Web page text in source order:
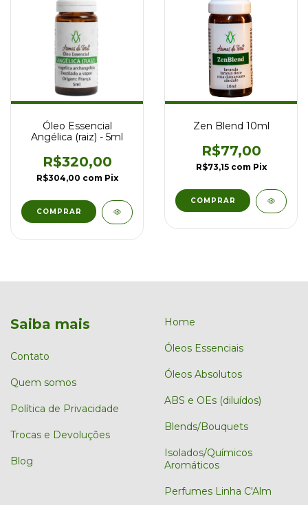
Óleo Essencial
Angélica (raiz) - 5ml
R$320,00
R$304,00 com Pix
Zen Blend 10ml
R$77,00
R$73,15 com Pix
Saiba mais
Contato
Quem somos
Política de Privacidade
Trocas e Devoluções
Blog
Home
Óleos Essenciais
Óleos Absolutos
ABS e OEs (diluídos)
Blends/Bouquets
Isolados/Químicos
Aromáticos
Perfumes Linha C'Alm